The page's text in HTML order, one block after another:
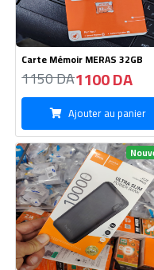
Power Bank HOCO 10000 mAh
J128
1850 DA1800 DA
Ajouter au panier